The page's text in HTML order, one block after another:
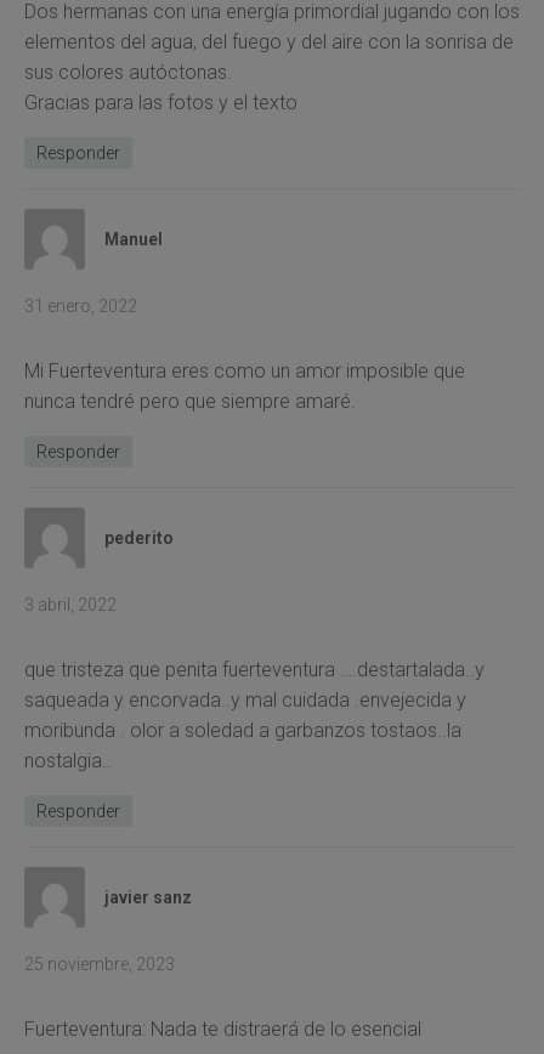
Dos hermanas con una energía primordial jugando con los
elementos del agua, del fuego y del aire con la sonrisa de
sus colores autóctonas.
Gracias para las fotos y el texto
Responder
Manuel
31 enero, 2022
Mi Fuerteventura eres como un amor imposible que
nunca tendré pero que siempre amaré.
Responder
pederito
3 abril, 2022
que tristeza que penita fuerteventura ….destartalada..y
saqueada y encorvada..y mal cuidada .envejecida y
moribunda . olor a soledad a garbanzos tostaos..la
nostalgia..
Responder
javier sanz
25 noviembre, 2023
Fuerteventura: Nada te distraerá de lo esencial